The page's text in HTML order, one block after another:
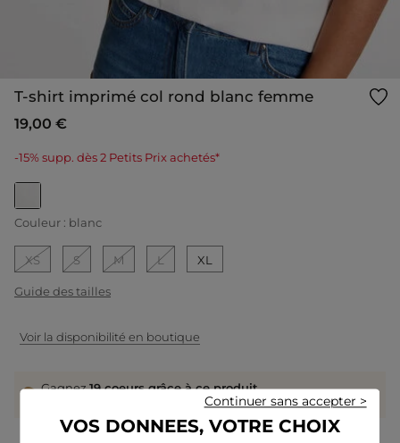
T-shirt imprimé col rond blanc femme
19,00 €
-15% supp. dès 2 Petits Prix achetés*
selected
Couleur : blanc
XS S M L XL
Guide des tailles
Voir la disponibilité en boutique
Gagnez19 coeurs grâce à ce produit
Connectez-vous ou inscrivez-vous
VOS DONNEES, VOTRE CHOIX
Continuer sans accepter >